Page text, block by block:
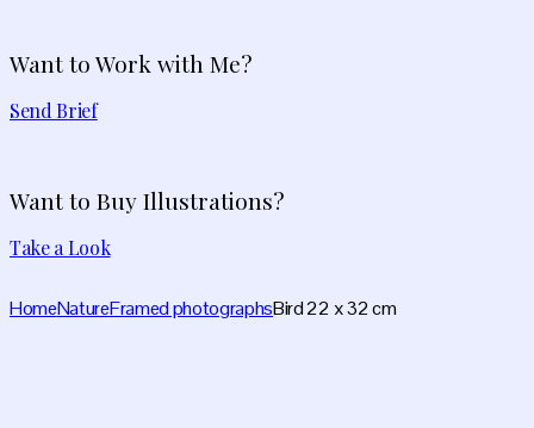
Want to Work with Me?
Send Brief
Want to Buy Illustrations?
Take a Look
HomeNatureFramed photographsBird 22 x 32 cm